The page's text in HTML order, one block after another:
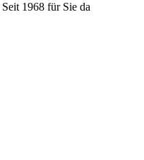
Seit 1968 für Sie da